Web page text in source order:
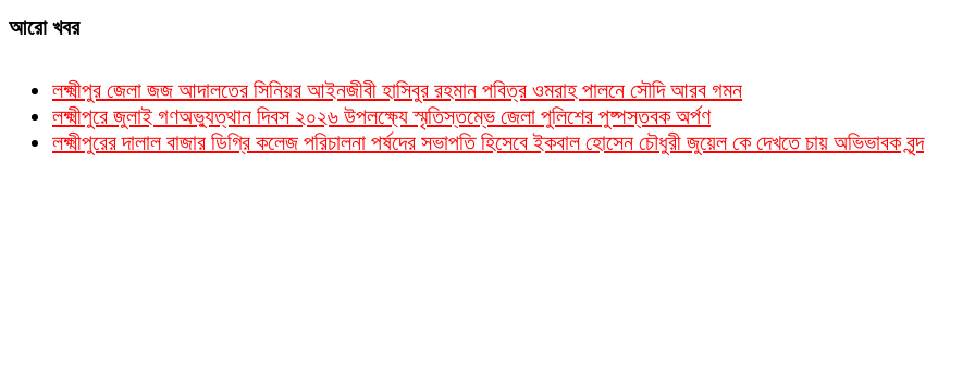
আরো খবর
লক্ষ্মীপুর জেলা জজ আদালতের সিনিয়র আইনজীবী হাসিবুর রহমান পবিত্র ওমরাহ পালনে সৌদি আরব গমন
লক্ষ্মীপুরে জুলাই গণঅভ্যুত্থান দিবস ২০২৬ উপলক্ষ্যে স্মৃতিস্তম্ভে জেলা পুলিশের পুষ্পস্তবক অর্পণ
লক্ষ্মীপুরের দালাল বাজার ডিগ্রি কলেজ পরিচালনা পর্ষদের সভাপতি হিসেবে ইকবাল হোসেন চৌধুরী জুয়েল কে দেখতে চায় অভিভাবক বৃন্দ